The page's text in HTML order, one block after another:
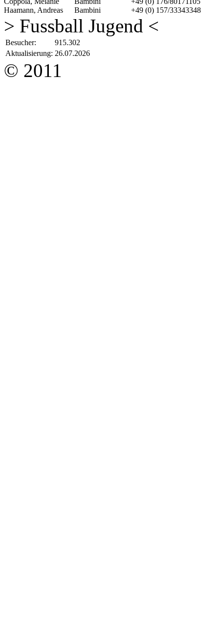
Haamann, Andreas
Bambini +49 (0) 157/33343348
> Fussball Jugend <
Besucher:
915.302
Aktualisierung: 26.07.2026
© 2011